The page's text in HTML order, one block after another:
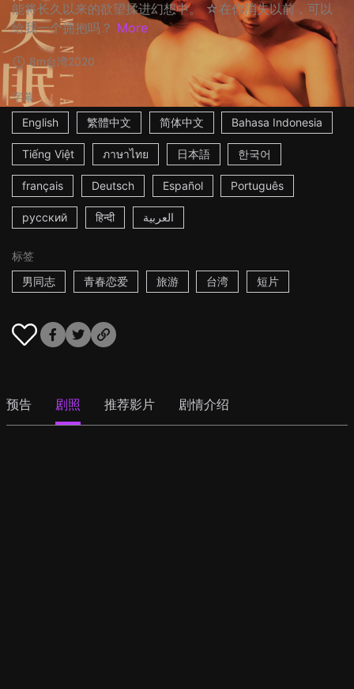
能将长久以来的欲望揉进幻想中。 ☆在你消失以前，可以
给我一个拥抱吗？ More
8m台湾2020
字幕
English
繁體中文 简体中文 Bahasa Indonesia
Tiếng Việt ภาษาไทย 日本語 한국어
français Deutsch Español Português
русский हिन्दी العربية
标签
男同志
青春恋爱 旅游 台湾 短片
预告 剧照 推荐影片 剧情介绍